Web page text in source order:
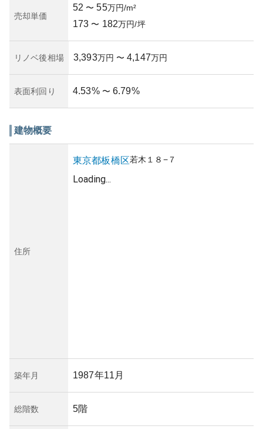
す。保有リスクとしては、管理状況の良し悪しや将来的な
修繕計画次第で、物件の魅力や資産価値が左右されること
う。
売却単価
52 〜 55万円/m²
173 〜 182万円/坪
リノベ後相場 3,393万円 〜 4,147万円
表面利回り 4.53% 〜 6.79%
建物概要
住所
東京都板橋区若木 １８−７
Loading...
築年月 1987年11月
総階数 5階